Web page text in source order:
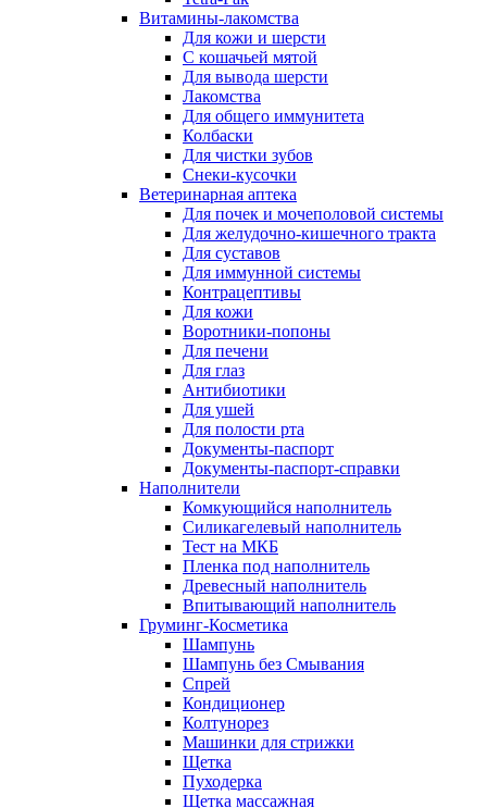
Витамины-лакомства
Для кожи и шерсти
С кошачьей мятой
Для вывода шерсти
Лакомства
Для общего иммунитета
Колбаски
Для чистки зубов
Снеки-кусочки
Ветеринарная аптека
Для почек и мочеполовой системы
Для желудочно-кишечного тракта
Для суставов
Для иммунной системы
Контрацептивы
Для кожи
Воротники-попоны
Для печени
Для глаз
Антибиотики
Для ушей
Для полости рта
Документы-паспорт
Документы-паспорт-справки
Наполнители
Комкующийся наполнитель
Силикагелевый наполнитель
Тест на МКБ
Пленка под наполнитель
Древесный наполнитель
Впитывающий наполнитель
Груминг-Косметика
Шампунь
Шампунь без Смывания
Спрей
Кондиционер
Колтунорез
Машинки для стрижки
Щетка
Пуходерка
Щетка массажная